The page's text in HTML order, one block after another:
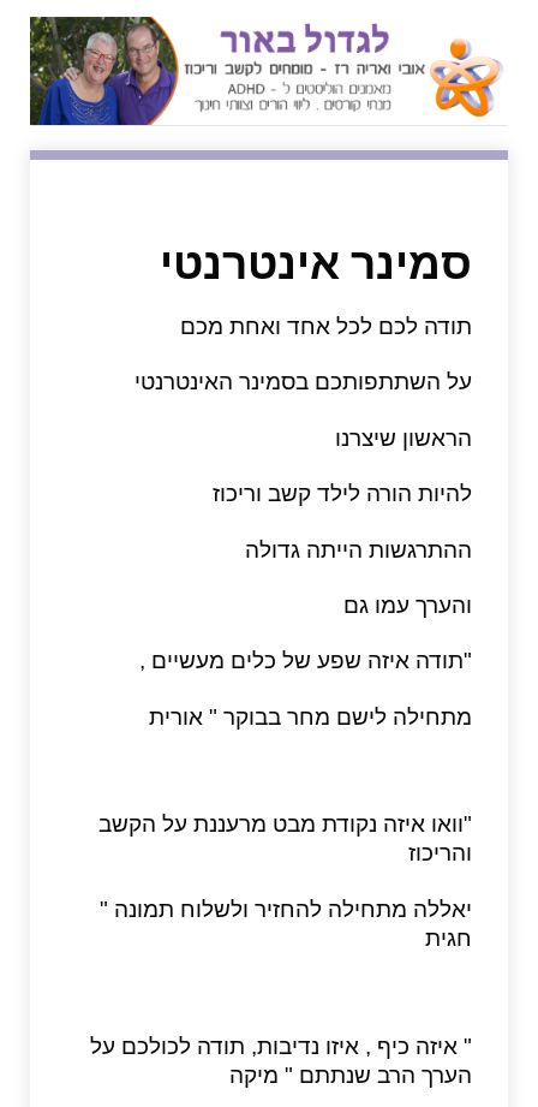
SKIP
TO
MAIN
CONTENT
סמינר אינטרנטי
תודה לכם לכל אחד ואחת מכם
על השתתפותכם בסמינר האינטרנטי
הראשון שיצרנו
להיות הורה לילד קשב וריכוז
ההתרגשות הייתה גדולה
והערך עמו גם
"תודה איזה שפע של כלים מעשיים ,
מתחילה לישם מחר בבוקר " אורית
"וואו איזה נקודת מבט מרעננת על הקשב
והריכוז
יאללה מתחילה להחזיר ולשלוח תמונה "
חגית
" איזה כיף , איזו נדיבות, תודה לכולכם על
הערך הרב שנתתם " מיקה